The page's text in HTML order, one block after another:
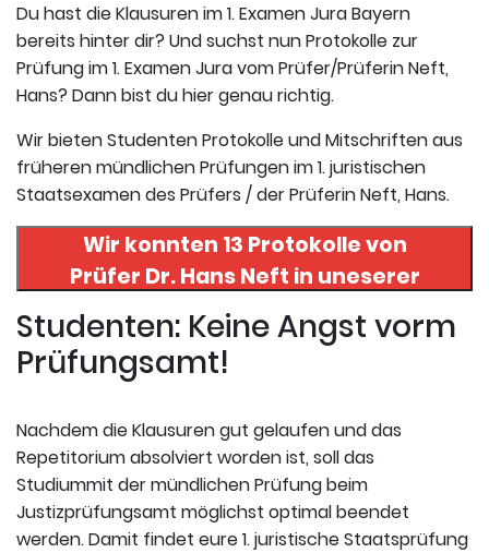
Du hast die Klausuren im 1. Examen Jura Bayern
bereits hinter dir? Und suchst nun Protokolle zur
Prüfung im 1. Examen Jura vom Prüfer/Prüferin Neft,
Hans? Dann bist du hier genau richtig.
Wir bieten Studenten Protokolle und Mitschriften aus
früheren mündlichen Prüfungen im 1. juristischen
Staatsexamen des Prüfers / der Prüferin Neft, Hans.
Wir konnten 13 Protokolle von
Prüfer Dr. Hans Neft in uneserer
Datenbank finden. Hier
registrieren und die Protokolle
abrufen.
Studenten: Keine Angst vorm
Prüfungsamt!
Nachdem die Klausuren gut gelaufen und das
Repetitorium absolviert worden ist, soll das
Studiummit der mündlichen Prüfung beim
Justizprüfungsamt möglichst optimal beendet
werden. Damit findet eure 1. juristische Staatsprüfung